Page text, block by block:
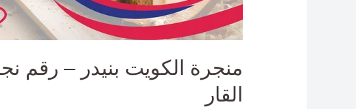
منجرة الكويت بنيدر – رقم
القار